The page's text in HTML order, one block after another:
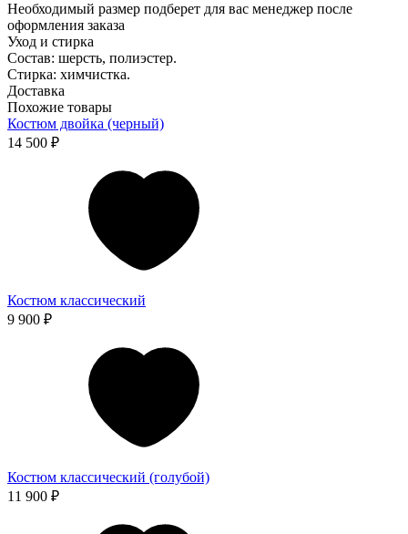
Необходимый размер подберет для вас менеджер после
оформления заказа
Уход и стирка
Состав: шерсть, полиэстер.
Стирка: химчистка.
Доставка
Похожие товары
Костюм двойка (черный)
14 500 ₽
Костюм классический
9 900 ₽
Костюм классический (голубой)
11 900 ₽